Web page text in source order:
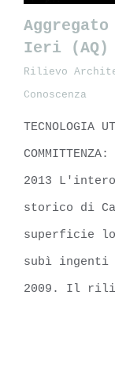
Ieri (AQ)
Rilievo
Conoscenza
2013
storico di
superficie
subì ingenti
2009. Il